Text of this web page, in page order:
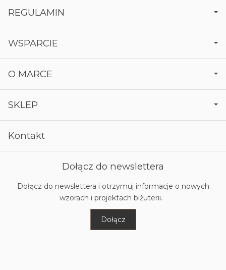
REGULAMIN
WSPARCIE
O MARCE
SKLEP
Kontakt
Dołącz do newslettera
Dołącz do newslettera i otrzymuj informacje o nowych
wzorach i projektach biżuterii.
Dołącz